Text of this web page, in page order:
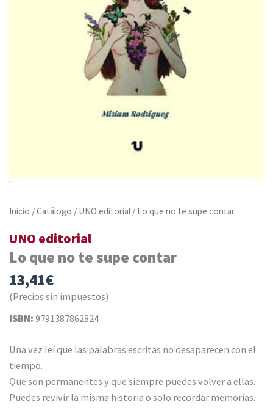
Inicio /Catálogo / UNO editorial / Lo que no te supe contar
UNO editorial
Lo que no te supe contar
13,41€
(Precios sin impuestos)
ISBN: 9791387862824
Una vez leí que las palabras escritas no desaparecen con el
tiempo.
Que son permanentes y que siempre puedes volver a ellas.
Puedes revivir la misma historia o solo recordar memorias.